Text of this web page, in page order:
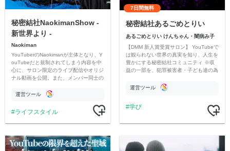
秘密結社NaokimanShow -
新世界より -
Naokiman
YouTuberのNaokimanが主体となり、Y
ouTubeだと規制されてしまう内容を中
心に、サロン限定のライブ配信やオリジ
ナル動画を公開。また、メンバー同士の
ただいています。
運営ツール
ライフスタイル
7日間無料
秘密結社あるごめとりい
あるごめとりい けんちゃん・闇病み子
【DMM 新人賞受賞サロン】 YouTubeで
は観られない世界の真実を知り、人生を
豊かにする秘密結社コミュニティ ※収
益の一部を、犯罪被害者・子ども達の為
す運営ツール
学び